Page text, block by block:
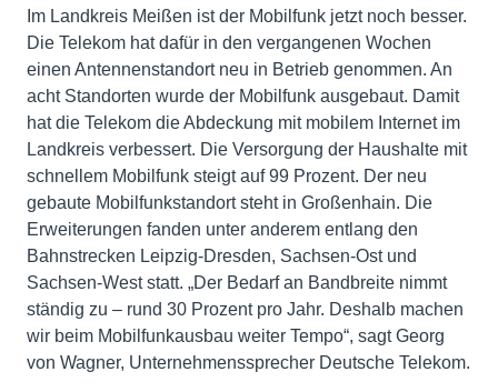
Im Landkreis Meißen ist der Mobilfunk jetzt noch besser.
Die Telekom hat dafür in den vergangenen Wochen
einen Antennenstandort neu in Betrieb genommen. An
acht Standorten wurde der Mobilfunk ausgebaut. Damit
hat die Telekom die Abdeckung mit mobilem Internet im
Landkreis verbessert. Die Versorgung der Haushalte mit
schnellem Mobilfunk steigt auf 99 Prozent. Der neu
gebaute Mobilfunkstandort steht in Großenhain. Die
Erweiterungen fanden unter anderem entlang den
Bahnstrecken Leipzig-Dresden, Sachsen-Ost und
Sachsen-West statt. „Der Bedarf an Bandbreite nimmt
ständig zu – rund 30 Prozent pro Jahr. Deshalb machen
wir beim Mobilfunkausbau weiter Tempo“, sagt Georg
von Wagner, Unternehmenssprecher Deutsche Telekom.